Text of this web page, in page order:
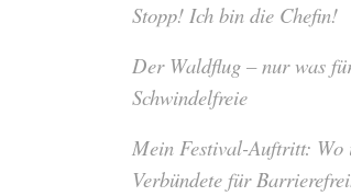
Stopp! Ich bin die Chefin!
Der Waldflug – nur was
Schwindelfreie
Mein Festival-Auftritt: Wo
Verbündete für